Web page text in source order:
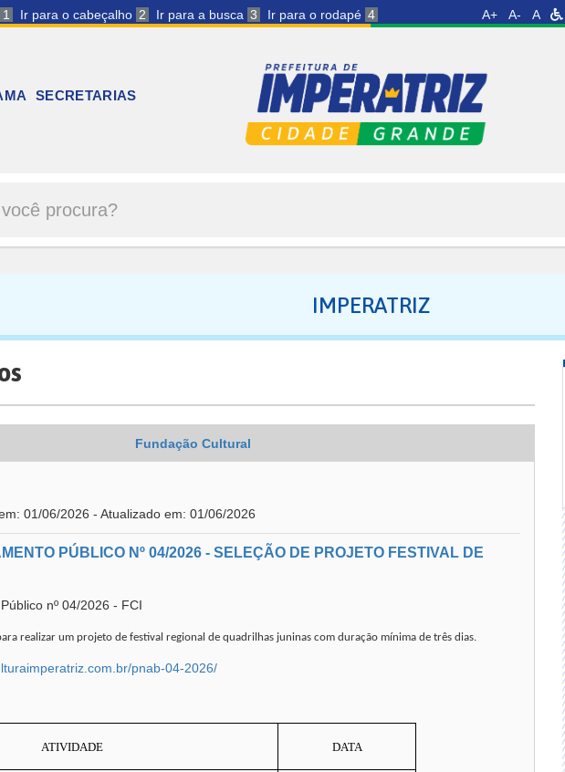
1 Ir para o cabeçalho 2 Ir para a busca 3 Ir para o rodapé 4 A+ A- A
SECRETARIAS
IMPERATRIZ
Fundação Cultural
01/06/2026 - Atualizado em: 01/06/2026
PÚBLICO Nº 04/2026 - SELEÇÃO DE PROJETO FESTIVAL DE
nº 04/2026 - FCI
realizar um projeto de festival regional de quadrilhas juninas com duração mínima de três dias.
pnab-04-2026/
ATIVIDADE DATA